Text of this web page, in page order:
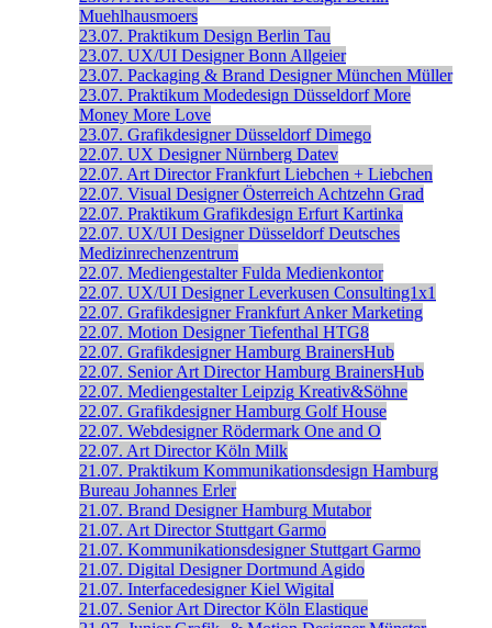
Muehlhausmoers
23.07. Praktikum Design Berlin Tau
23.07. UX/UI Designer Bonn Allgeier
23.07. Packaging & Brand Designer München Müller
23.07. Praktikum Modedesign Düsseldorf More
Money More Love
23.07. Grafikdesigner Düsseldorf Dimego
22.07. UX Designer Nürnberg Datev
22.07. Art Director Frankfurt Liebchen + Liebchen
22.07. Visual Designer Österreich Achtzehn Grad
22.07. Praktikum Grafikdesign Erfurt Kartinka
22.07. UX/UI Designer Düsseldorf Deutsches
Medizinrechenzentrum
22.07. Mediengestalter Fulda Medienkontor
22.07. UX/UI Designer Leverkusen Consulting1x1
22.07. Grafikdesigner Frankfurt Anker Marketing
22.07. Motion Designer Tiefenthal HTG8
22.07. Grafikdesigner Hamburg BrainersHub
22.07. Senior Art Director Hamburg BrainersHub
22.07. Mediengestalter Leipzig Kreativ&Söhne
22.07. Grafikdesigner Hamburg Golf House
22.07. Webdesigner Rödermark One and O
22.07. Art Director Köln Milk
21.07. Praktikum Kommunikationsdesign Hamburg
Bureau Johannes Erler
21.07. Brand Designer Hamburg Mutabor
21.07. Art Director Stuttgart Garmo
21.07. Kommunikationsdesigner Stuttgart Garmo
21.07. Digital Designer Dortmund Agido
21.07. Interfacedesigner Kiel Wigital
21.07. Senior Art Director Köln Elastique